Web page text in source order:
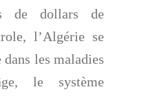
de dollars de
l’Algérie se
les maladies
le système